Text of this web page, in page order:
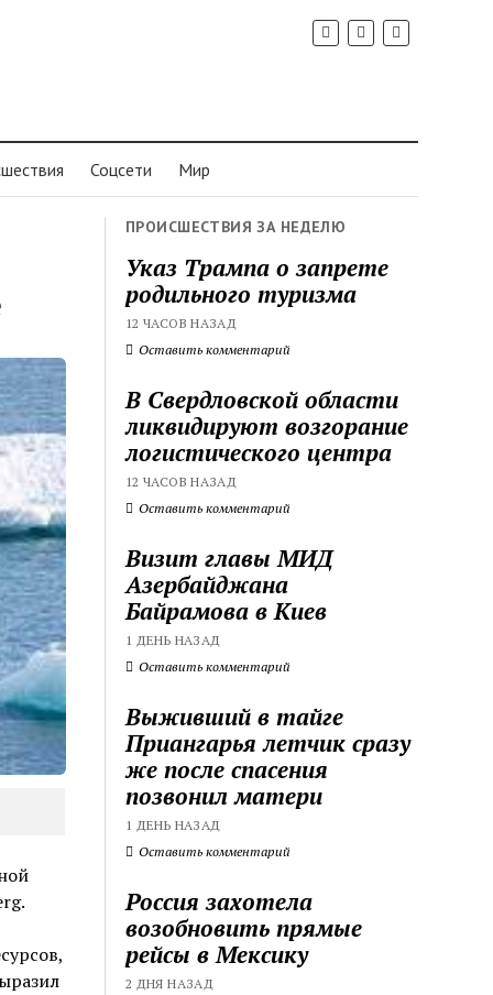
Соцсети Мир
ПРОИСШЕСТВИЯ ЗА НЕДЕЛЮ
Указ Трампа о запрете
родильного туризма
12 ЧАСОВ НАЗАД
Оставить комментарий
В Свердловской области
ликвидируют возгорание
логистического центра
12 ЧАСОВ НАЗАД
Оставить комментарий
Визит главы МИД
Азербайджана
Байрамова в Киев
1 ДЕНЬ НАЗАД
Оставить комментарий
Выживший в тайге
Приангарья летчик сразу
же после спасения
позвонил матери
1 ДЕНЬ НАЗАД
Оставить комментарий
Россия захотела
возобновить прямые
рейсы в Мексику
2 ДНЯ НАЗАД